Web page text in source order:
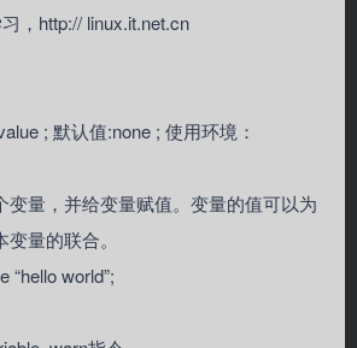
，http:// linux.it.net.cn
; 默认值:none ; 使用环境：
变量，并给变量赋值。变量的值可以为
量的联合。
“hello world”;